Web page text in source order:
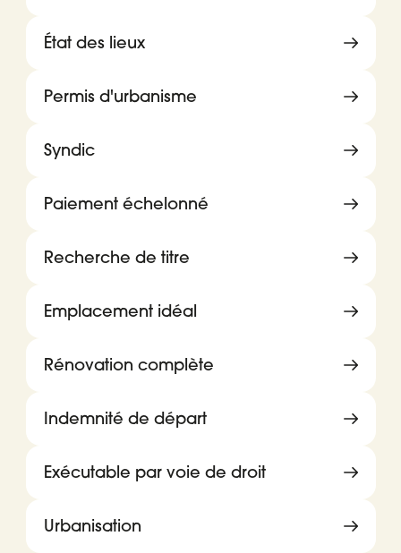
État des lieux
Permis d'urbanisme
Syndic
Paiement échelonné
Recherche de titre
Emplacement idéal
Rénovation complète
Indemnité de départ
Exécutable par voie de droit
Urbanisation